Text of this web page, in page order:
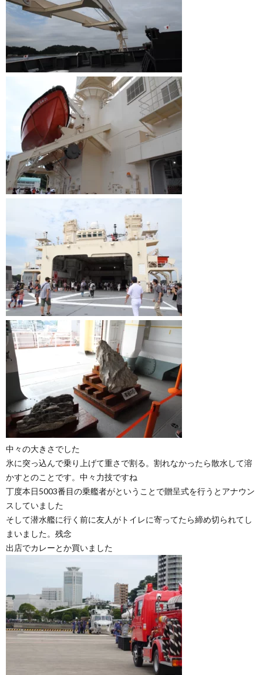
中々の大きさでした
氷に突っ込んで乗り上げて重さで割る。割れなかったら散水して溶
かすとのことです。中々力技ですね
丁度本日5003番目の乗艦者がということで贈呈式を行うとアナウン
スしていました
そして潜水艦に行く前に友人がトイレに寄ってたら締め切られてし
まいました。残念
出店でカレーとか買いました